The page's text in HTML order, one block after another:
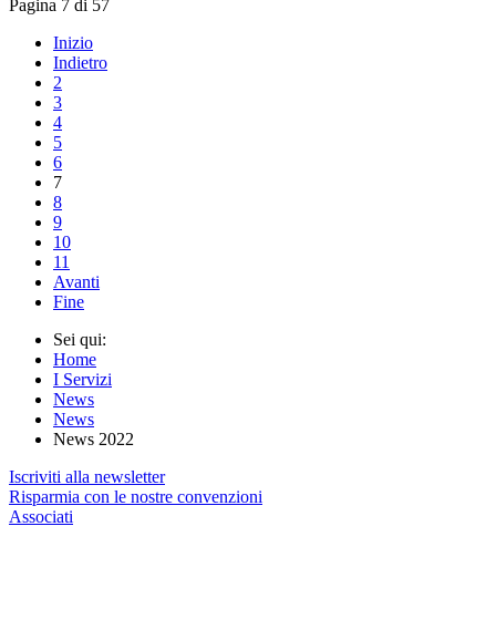
Pagina 7 di 57
Inizio
Indietro
2
3
4
5
6
7
8
9
10
11
Avanti
Fine
Sei qui:
Home
I Servizi
News
News
News 2022
Iscriviti alla newsletter
Risparmia con le nostre convenzioni
Associati